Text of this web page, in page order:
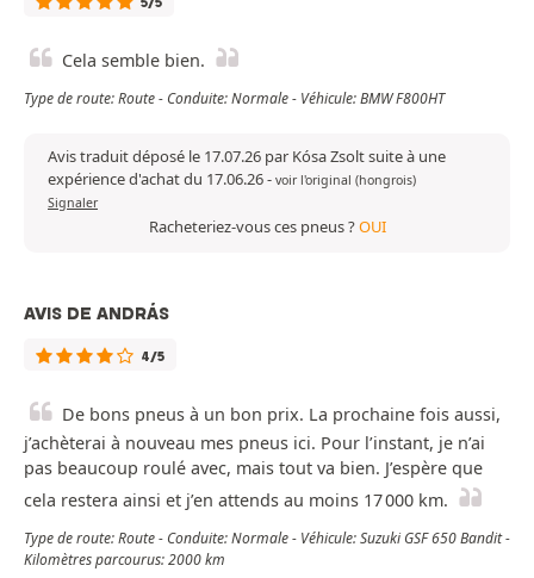
Cela semble bien.
Type de route: Route - Conduite: Normale - Véhicule: BMW F800HT
Avis traduit déposé le 17.07.26 par Kósa Zsolt suite à une
expérience d'achat du 17.06.26- voir l'original (hongrois)
Signaler
Racheteriez-vous ces pneus ?OUI
AVIS DE ANDRÁS
4/5
De bons pneus à un bon prix. La prochaine fois aussi,
j’achèterai à nouveau mes pneus ici. Pour l’instant, je n’ai
pas beaucoup roulé avec, mais tout va bien. J’espère que
cela restera ainsi et j’en attends au moins 17 000 km.
Type de route: Route - Conduite: Normale - Véhicule: Suzuki GSF 650 Bandit -
Kilomètres parcourus: 2000 km